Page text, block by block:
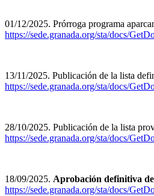
01/12/2025. Prórroga programa
https://sede.granada.org/sta/docs/
13/11/2025. Publicación de la lista
https://sede.granada.org/sta/docs/
28/10/2025. Publicación de la lista
https://sede.granada.org/sta/docs/
18/09/2025. Aprobación definitiva
https://sede.granada.org/sta/docs/